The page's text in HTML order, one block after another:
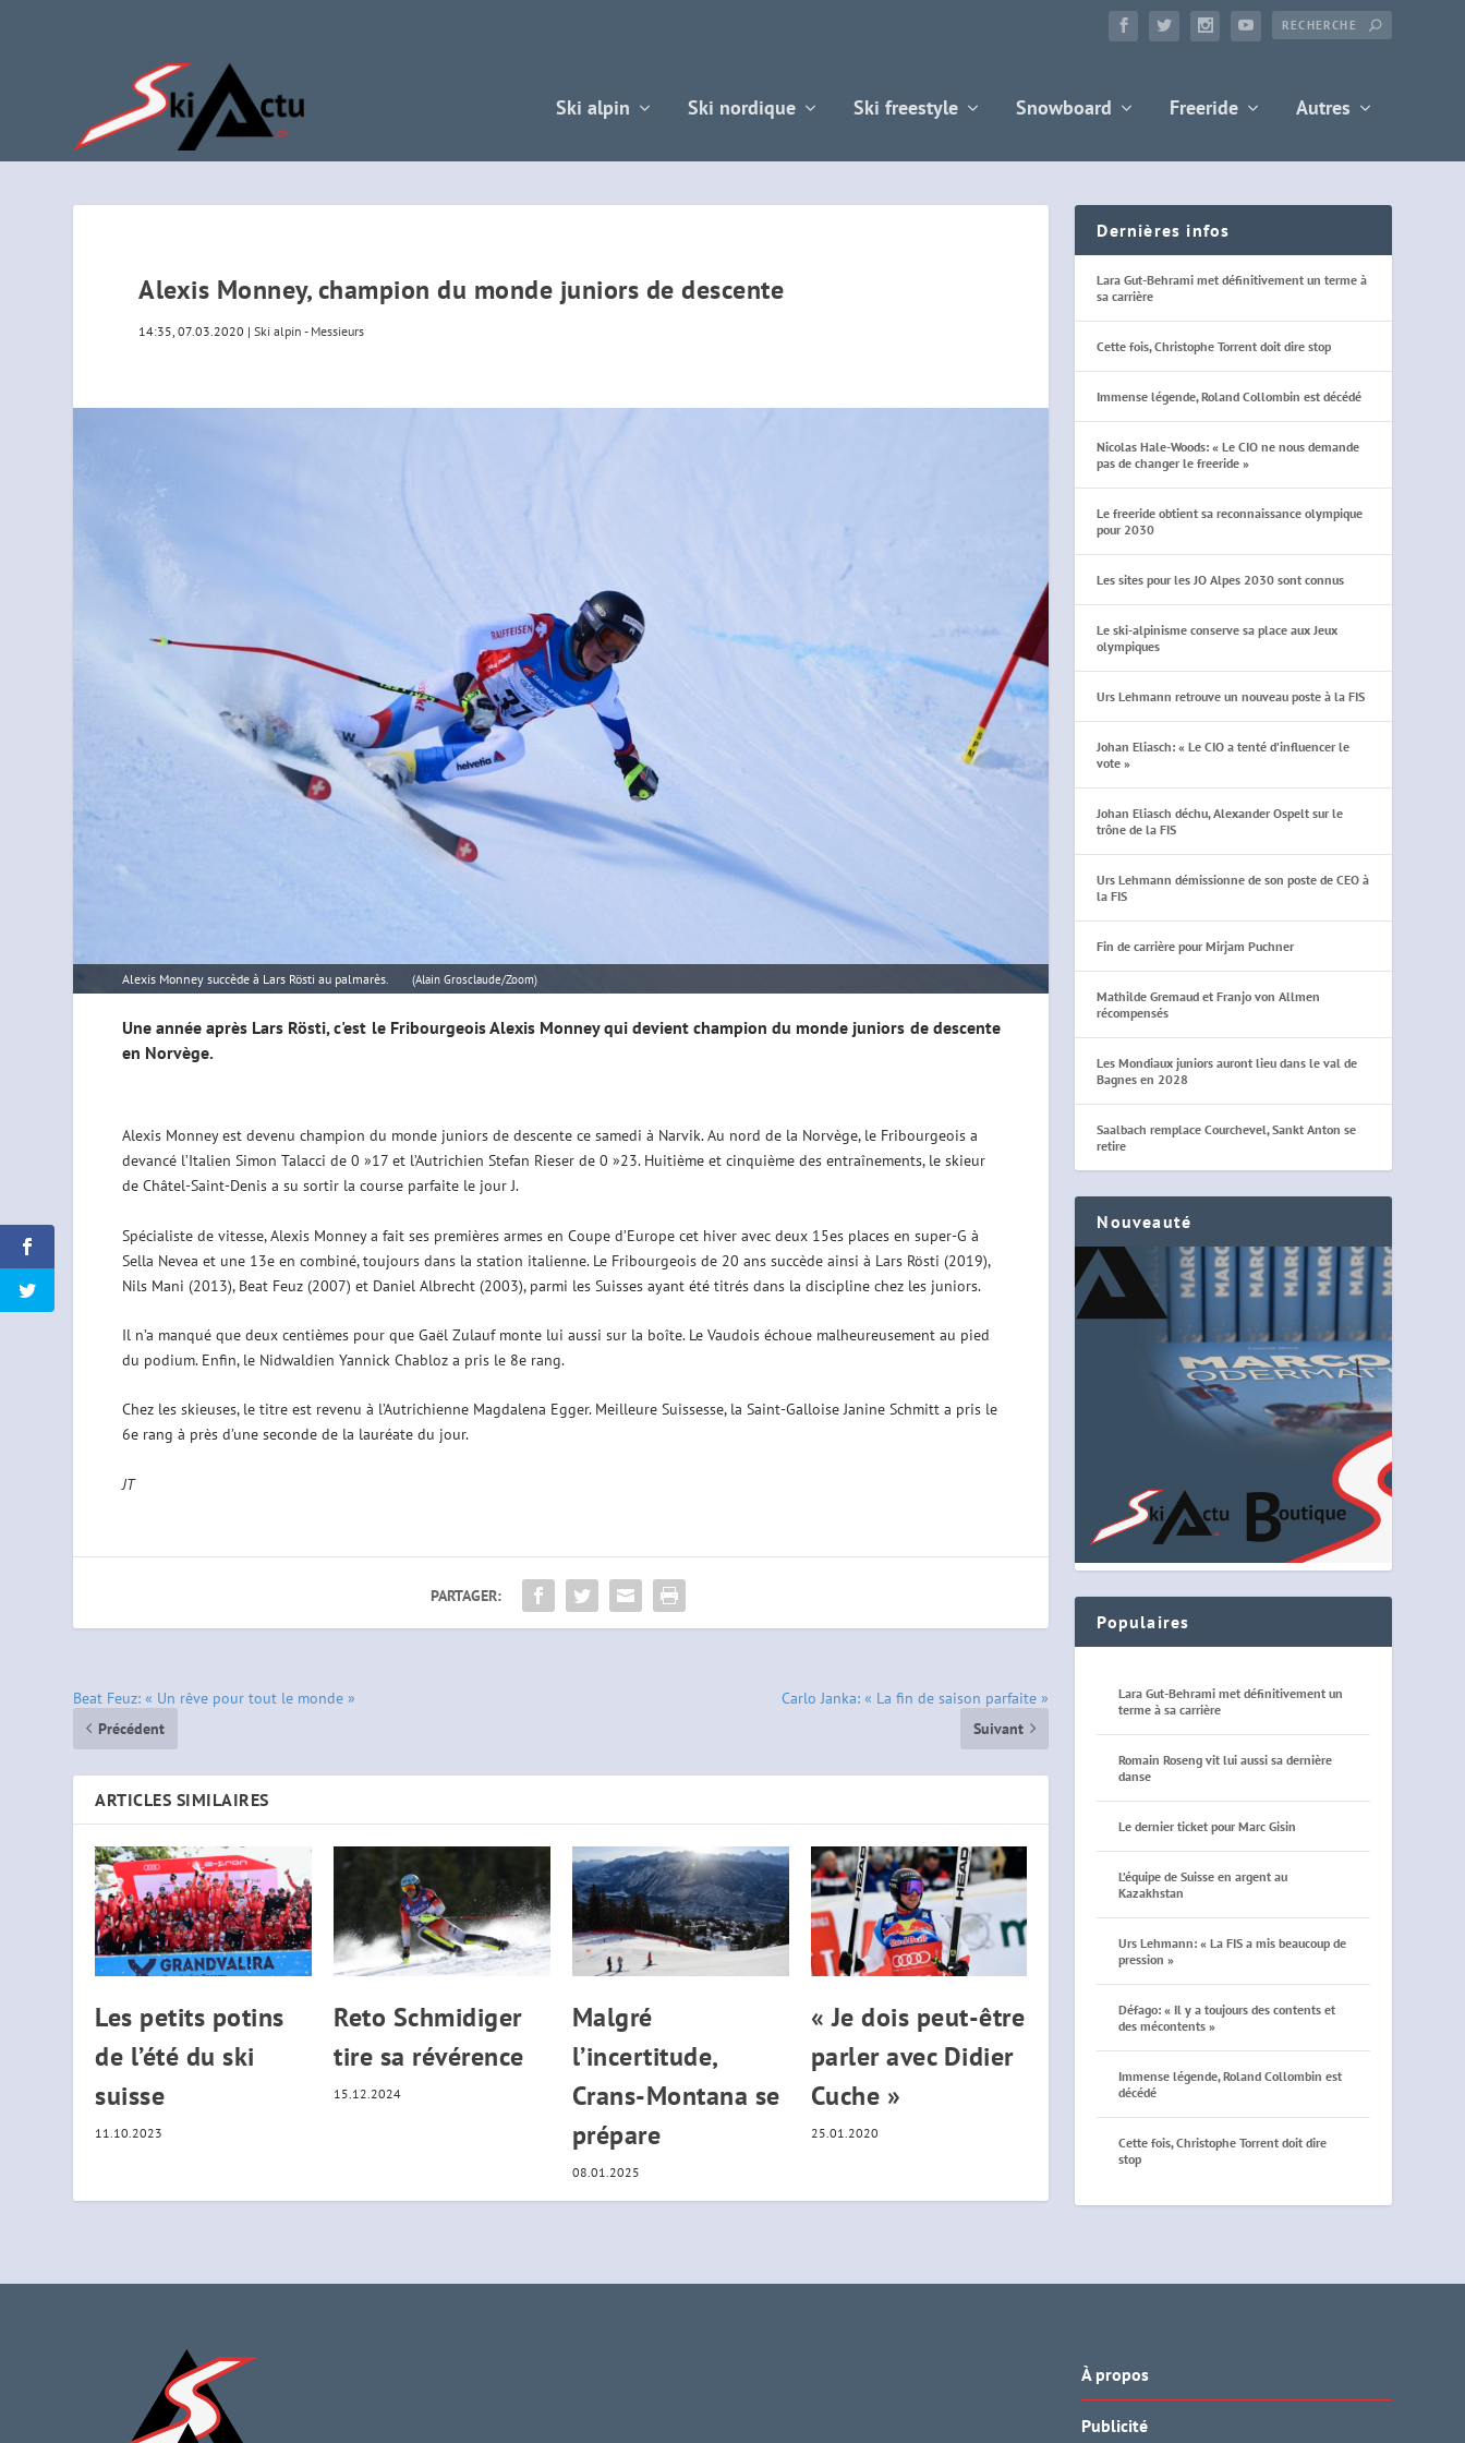
Ski alpin Ski nordique Ski freestyle Snowboard Freeride Autres
Alexis Monney, champion du monde juniors de descente
14:35, 07.03.2020 |Ski alpin - Messieurs
Alexis Monney succède à Lars Rösti au palmarès. (Alain Grosclaude/Zoom)
Une année après Lars Rösti, c'est le Fribourgeois Alexis Monney qui devient champion du monde juniors de descente
en Norvège.
Alexis Monney est devenu champion du monde juniors de descente ce samedi à Narvik. Au nord de la Norvège, le Fribourgeois a
devancé l’Italien Simon Talacci de 0 »17 et l’Autrichien Stefan Rieser de 0 »23. Huitième et cinquième des entraînements, le skieur
de Châtel-Saint-Denis a su sortir la course parfaite le jour J.
Spécialiste de vitesse, Alexis Monney a fait ses premières armes en Coupe d’Europe cet hiver avec deux 15es places en super-G à
Sella Nevea et une 13e en combiné, toujours dans la station italienne. Le Fribourgeois de 20 ans succède ainsi à Lars Rösti (2019),
Nils Mani (2013), Beat Feuz (2007) et Daniel Albrecht (2003), parmi les Suisses ayant été titrés dans la discipline chez les juniors.
Il n’a manqué que deux centièmes pour que Gaël Zulauf monte lui aussi sur la boîte. Le Vaudois échoue malheureusement au pied
du podium. Enfin, le Nidwaldien Yannick Chabloz a pris le 8e rang.
Chez les skieuses, le titre est revenu à l’Autrichienne Magdalena Egger. Meilleure Suissesse, la Saint-Galloise Janine Schmitt a pris le
6e rang à près d’une seconde de la lauréate du jour.
JT
PARTAGER:
Beat Feuz: « Un rêve pour tout le monde »
Précédent
Carlo Janka: « La fin de saison parfaite »
Suivant
ARTICLES SIMILAIRES
Les petits potins
de l’été du ski
suisse
11.10.2023
Reto Schmidiger
tire sa révérence
15.12.2024
Malgré
l’incertitude,
Crans-Montana se
prépare
08.01.2025
« Je dois peut-être
parler avec Didier
Cuche »
25.01.2020
Dernières infos
Lara Gut-Behrami met définitivement un terme à
sa carrière
Cette fois, Christophe Torrent doit dire stop
Immense légende, Roland Collombin est décédé
Nicolas Hale-Woods: « Le CIO ne nous demande
pas de changer le freeride »
Le freeride obtient sa reconnaissance olympique
pour 2030
Les sites pour les JO Alpes 2030 sont connus
Le ski-alpinisme conserve sa place aux Jeux
olympiques
Urs Lehmann retrouve un nouveau poste à la FIS
Johan Eliasch: « Le CIO a tenté d’influencer le
vote »
Johan Eliasch déchu, Alexander Ospelt sur le
trône de la FIS
Urs Lehmann démissionne de son poste de CEO à
la FIS
Fin de carrière pour Mirjam Puchner
Mathilde Gremaud et Franjo von Allmen
récompensés
Les Mondiaux juniors auront lieu dans le val de
Bagnes en 2028
Saalbach remplace Courchevel, Sankt Anton se
retire
Nouveauté
Populaires
Lara Gut-Behrami met définitivement un
terme à sa carrière
Romain Roseng vit lui aussi sa dernière
danse
Le dernier ticket pour Marc Gisin
L’équipe de Suisse en argent au
Kazakhstan
Urs Lehmann: « La FIS a mis beaucoup de
pression »
Défago: « Il y a toujours des contents et
des mécontents »
Immense légende, Roland Collombin est
décédé
Cette fois, Christophe Torrent doit dire
stop
À propos
Publicité